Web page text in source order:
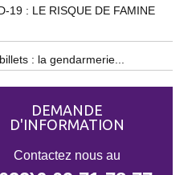
19 : LE RISQUE DE FAMINE
: la gendarmerie...
DEMANDE
D'INFORMATION
Contactez nous au